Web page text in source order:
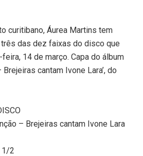
curitibano, Áurea Martins tem
das dez faixas do disco que
14 de março. Capa do álbum
Brejeiras cantam Ivone Lara’, do
– Brejeiras cantam Ivone Lara
2